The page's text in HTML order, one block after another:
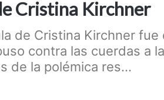
Cristina Kirchner
de Cristina Kirchner fue
contra las cuerdas a la
de la polémica res...